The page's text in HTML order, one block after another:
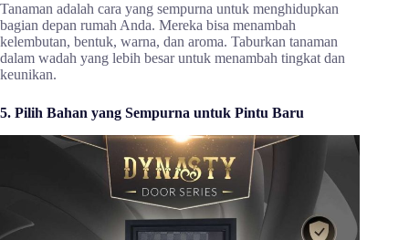
Tanaman adalah cara yang sempurna untuk menghidupkan
bagian depan rumah Anda. Mereka bisa menambah
kelembutan, bentuk, warna, dan aroma. Taburkan tanaman
dalam wadah yang lebih besar untuk menambah tingkat dan
keunikan.
5. Pilih Bahan yang Sempurna untuk Pintu Baru